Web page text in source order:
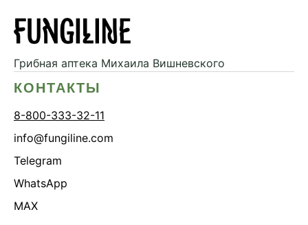
Грибная аптека Михаила Вишневского
КОНТАКТЫ
8-800-333-32-11
info@fungiline.com
Telegram
WhatsApp
MAX